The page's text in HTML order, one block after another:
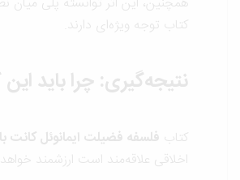
کتاب توجه ویژه‌ای دارند.
نتیجه‌گیری: چرا باید
کتاب فلسفه فضیلت ایمانوئل کانت
اخلاقی علاقه‌مند است ارزشمند خواهد